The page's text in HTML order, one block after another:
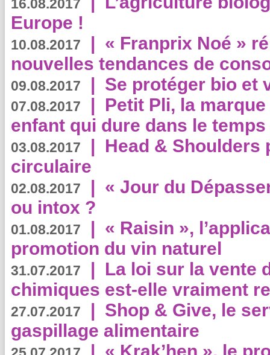
16.08.2017
Europe !
10.08.2017 | « Franprix Noé »
nouvelles tendances de
09.08.2017 | Se protéger bio et
07.08.2017 | Petit Pli, la
enfant qui dure dans le temps
03.08.2017 | Head & Shoulders
circulaire
02.08.2017 | « Jour du
ou intox ?
01.08.2017 | « Raisin »,
promotion du vin naturel
31.07.2017 | La loi sur la vente
chimiques est-elle vraiment
27.07.2017 | Shop & Give, le
gaspillage alimentaire